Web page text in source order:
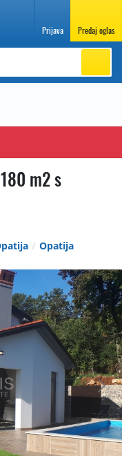
Prijava Predaj oglas
m2 s
Opatija